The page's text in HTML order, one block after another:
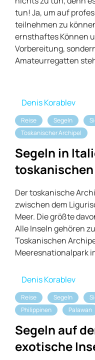
tun! Ja, um auf
teilnehmen zu
ernsthaftes Können
Vorbereitung,
Amateurregatten
Denis Korablev
Reise Segeln
Toskanischer Archipel
Segeln in
Der toskanische
zwischen dem
Meer. Die größte
Alle Inseln gehören
Toskanischen
Meeresnationalpark
Denis Korablev
Reise Segeln
Philippinen
Palawan
Segeln auf
exotische